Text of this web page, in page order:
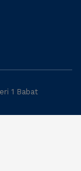
1 Babat